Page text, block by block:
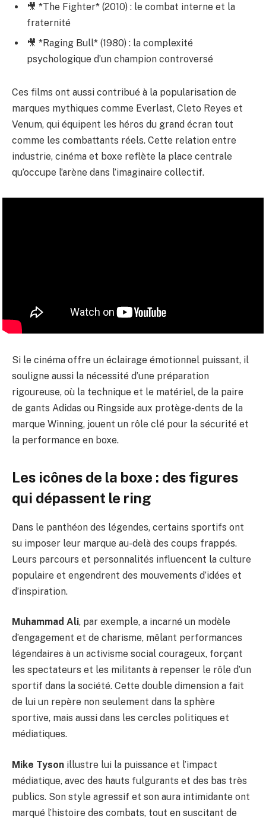
🎥 *The Fighter* (2010) : le combat interne et la
fraternité
🎥 *Raging Bull* (1980) : la complexité
psychologique d’un champion controversé
Ces films ont aussi contribué à la popularisation de
marques mythiques comme Everlast, Cleto Reyes et
Venum, qui équipent les héros du grand écran tout
comme les combattants réels. Cette relation entre
industrie, cinéma et boxe reflète la place centrale
qu’occupe l’arène dans l’imaginaire collectif.
Si le cinéma offre un éclairage émotionnel puissant, il
souligne aussi la nécessité d’une préparation
rigoureuse, où la technique et le matériel, de la paire
de gants Adidas ou Ringside aux protège-dents de la
marque Winning, jouent un rôle clé pour la sécurité et
la performance en boxe.
Les icônes de la boxe : des figures
qui dépassent le ring
Dans le panthéon des légendes, certains sportifs ont
su imposer leur marque au-delà des coups frappés.
Leurs parcours et personnalités influencent la culture
populaire et engendrent des mouvements d’idées et
d’inspiration.
Muhammad Ali, par exemple, a incarné un modèle
d’engagement et de charisme, mêlant performances
légendaires à un activisme social courageux, forçant
les spectateurs et les militants à repenser le rôle d’un
sportif dans la société. Cette double dimension a fait
de lui un repère non seulement dans la sphère
sportive, mais aussi dans les cercles politiques et
médiatiques.
Mike Tyson illustre lui la puissance et l’impact
médiatique, avec des hauts fulgurants et des bas très
publics. Son style agressif et son aura intimidante ont
marqué l’histoire des combats, tout en suscitant de